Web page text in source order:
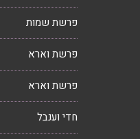
פרשת שמות
פרשת וארא
פרשת וארא
חדי וענבל